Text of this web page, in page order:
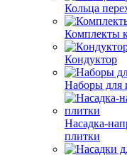
Кольца
Комплекты
Кондуктор
Наборы для
Насадка-
плитки